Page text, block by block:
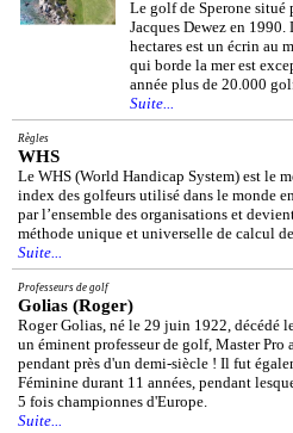
Le golf de Sperone situé
Jacques Dewez en
hectares est un écrin au
qui borde la mer est
année plus de 20.000
Suite...
Règles
WHS
Le WHS (World Handicap System) est le
index des golfeurs utilisé dans le monde
par l’ensemble des organisations et
méthode unique et universelle de calcul
Suite...
Professeurs de golf
Golias (Roger)
Roger Golias, né le 29 juin 1922, décédé
un éminent professeur de golf, Master
pendant près d'un demi-siècle ! Il fut
Féminine durant 11 années, pendant
5 fois championnes d'Europe.
Suite...